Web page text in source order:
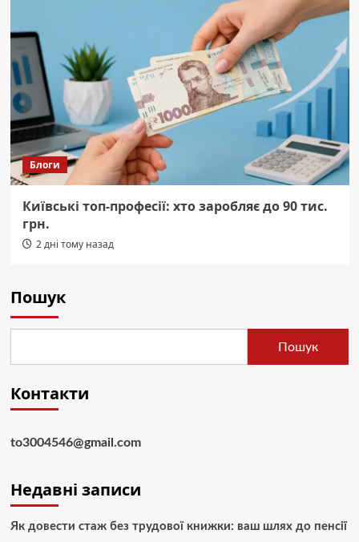
Блоги
Київські топ-професії: хто заробляє до 90 тис.
грн.
2 дні тому назад
Пошук
Пошук
Контакти
to3004546@gmail.com
Недавні записи
Як довести стаж без трудової книжки: ваш шлях до пенсії